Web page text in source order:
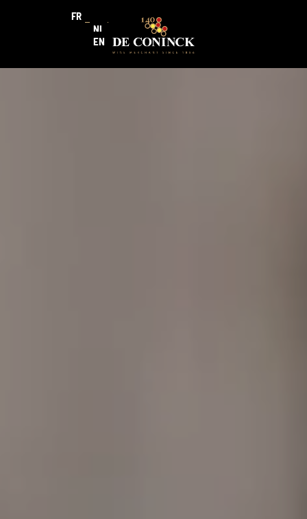
FR
NL
EN